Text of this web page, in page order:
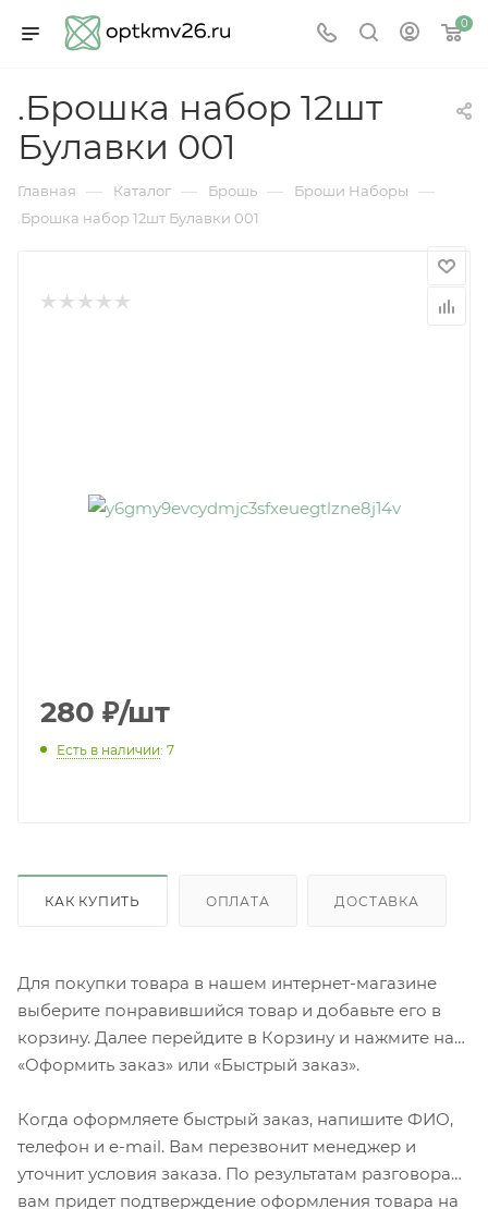
0
.Брошка набор 12шт
Булавки 001
Главная — Каталог — Брошь — Броши Наборы —
.Брошка набор 12шт Булавки 001
280 ₽/шт
Есть в наличии: 7
КАК КУПИТЬ ОПЛАТА ДОСТАВКА
Для покупки товара в нашем интернет-магазине
выберите понравившийся товар и добавьте его в
корзину. Далее перейдите в Корзину и нажмите на
«Оформить заказ» или «Быстрый заказ».
Когда оформляете быстрый заказ, напишите ФИО,
телефон и e-mail. Вам перезвонит менеджер и
уточнит условия заказа. По результатам разговора
вам придет подтверждение оформления товара на